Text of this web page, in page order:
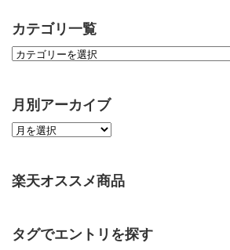
カテゴリ一覧
月別アーカイブ
楽天オススメ商品
タグでエントリを探す